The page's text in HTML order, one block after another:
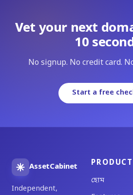
Vet your next
10
No signup. No credit card.
Start a free
AssetCabinet
Independent,
PRODUCT
হোম